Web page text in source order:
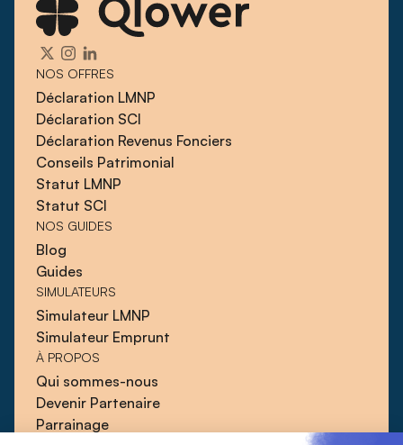
NOS OFFRES
Déclaration LMNP
Déclaration SCI
Déclaration Revenus Fonciers
Conseils Patrimonial
Statut LMNP
Statut SCI
NOS GUIDES
Blog
Guides
SIMULATEURS
Simulateur LMNP
Simulateur Emprunt
À PROPOS
Qui sommes-nous
Devenir Partenaire
Parrainage